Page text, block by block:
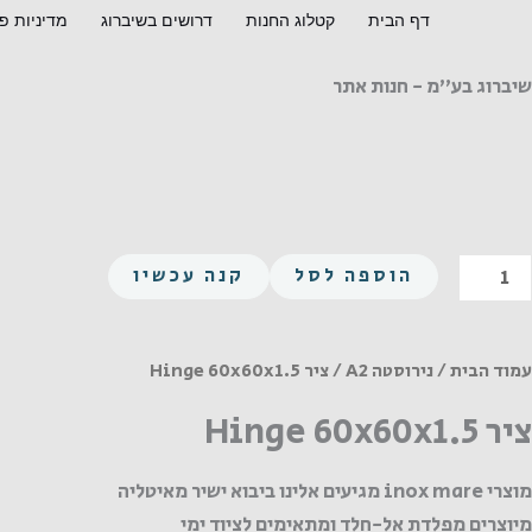
דף הבית קטלוג החנות דרושים בשיברוג מדיניות
שיברוג בע"מ - חנות אתר
כמות
של
Hinge
הוספה לסל קנה עכשיו
עמוד הבית/נירוסטה A2 / ציר Hinge 60x60x1.5
ציר Hinge 60x60x1.5
מוצרי inox mare מגיעים אלינו ביבוא ישיר מאיטליה
מיוצרים מפלדת אל-חלד ומתאימים לציוד ימי